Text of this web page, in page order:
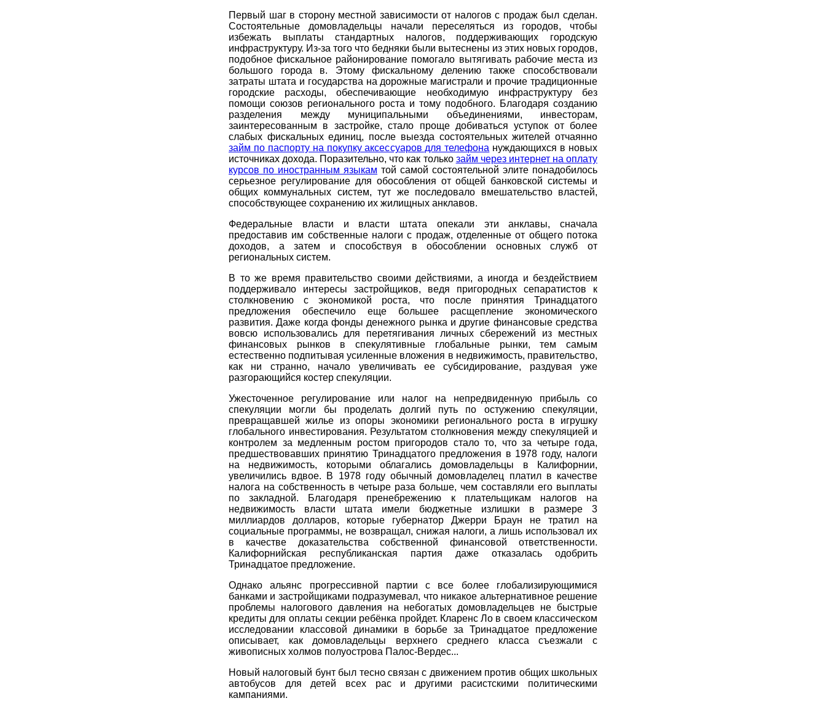
Первый шаг в сторону местной зависимости от налогов с продаж был сделан.
Состоятельные домовладельцы начали переселяться из городов, чтобы
избежать выплаты стандартных налогов, поддерживающих городскую
инфраструктуру. Из-за того что бедняки были вытеснены из этих новых городов,
подобное фискальное районирование помогало вытягивать рабочие места из
большого города в. Этому фискальному делению также способствовали
затраты штата и государства на дорожные магистрали и прочие традиционные
городские расходы, обеспечивающие необходимую инфраструктуру без
помощи союзов регионального роста и тому подобного. Благодаря созданию
разделения между муниципальными объединениями, инвесторам,
заинтересованным в застройке, стало проще добиваться уступок от более
слабых фискальных единиц, после выезда состоятельных жителей отчаянно
займ по паспорту на покупку аксессуаров для телефона нуждающихся в новых
источниках дохода. Поразительно, что как только займ через интернет на оплату
курсов по иностранным языкам той самой состоятельной элите понадобилось
серьезное регулирование для обособления от общей банковской системы и
общих коммунальных систем, тут же последовало вмешательство властей,
способствующее сохранению их жилищных анклавов.
Федеральные власти и власти штата опекали эти анклавы, сначала
предоставив им собственные налоги с продаж, отделенные от общего потока
доходов, а затем и способствуя в обособлении основных служб от
региональных систем.
В то же время правительство своими действиями, а иногда и бездействием
поддерживало интересы застройщиков, ведя пригородных сепаратистов к
столкновению с экономикой роста, что после принятия Тринадцатого
предложения обеспечило еще большее расщепление экономического
развития. Даже когда фонды денежного рынка и другие финансовые средства
вовсю использовались для перетягивания личных сбережений из местных
финансовых рынков в спекулятивные глобальные рынки, тем самым
естественно подпитывая усиленные вложения в недвижимость, правительство,
как ни странно, начало увеличивать ее субсидирование, раздувая уже
разгорающийся костер спекуляции.
Ужесточенное регулирование или налог на непредвиденную прибыль со
спекуляции могли бы проделать долгий путь по остужению спекуляции,
превращавшей жилье из опоры экономики регионального роста в игрушку
глобального инвестирования. Результатом столкновения между спекуляцией и
контролем за медленным ростом пригородов стало то, что за четыре года,
предшествовавших принятию Тринадцатого предложения в 1978 году, налоги
на недвижимость, которыми облагались домовладельцы в Калифорнии,
увеличились вдвое. В 1978 году обычный домовладелец платил в качестве
налога на собственность в четыре раза больше, чем составляли его выплаты
по закладной. Благодаря пренебрежению к плательщикам налогов на
недвижимость власти штата имели бюджетные излишки в размере 3
миллиардов долларов, которые губернатор Джерри Браун не тратил на
социальные программы, не возвращал, снижая налоги, а лишь использовал их
в качестве доказательства собственной финансовой ответственности.
Калифорнийская республиканская партия даже отказалась одобрить
Тринадцатое предложение.
Однако альянс прогрессивной партии с все более глобализирующимися
банками и застройщиками подразумевал, что никакое альтернативное решение
проблемы налогового давления на небогатых домовладельцев не быстрые
кредиты для оплаты секции ребёнка пройдет. Кларенс Ло в своем классическом
исследовании классовой динамики в борьбе за Тринадцатое предложение
описывает, как домовладельцы верхнего среднего класса съезжали с
живописных холмов полуострова Палос-Вердес...
Новый налоговый бунт был тесно связан с движением против общих школьных
автобусов для детей всех рас и другими расистскими политическими
кампаниями.